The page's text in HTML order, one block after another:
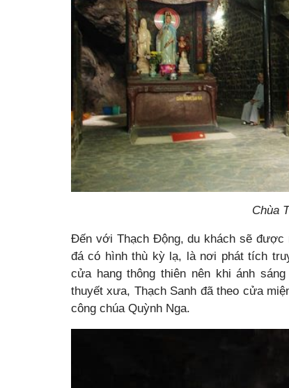
Chùa
Đến với Thạch Động, du khách sẽ được
đá có hình thù kỳ lạ, là nơi phát tích
cửa hang thông thiên nên khi ánh
thuyết xưa, Thạch Sanh đã theo cửa
công chúa Quỳnh Nga.